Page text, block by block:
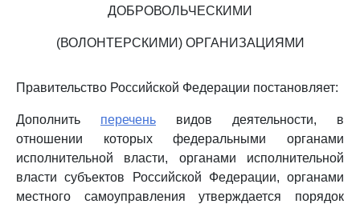
ДОБРОВОЛЬЧЕСКИМИ
(ВОЛОНТЕРСКИМИ) ОРГАНИЗАЦИЯМИ
Правительство Российской Федерации постановляет:
Дополнить перечень видов деятельности, в
отношении которых федеральными органами
исполнительной власти, органами исполнительной
власти субъектов Российской Федерации, органами
местного самоуправления утверждается порядок